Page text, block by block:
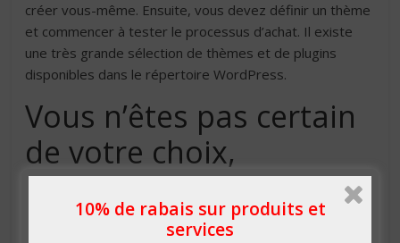
créer vous-même. Ensuite, vous devez définir un thème
et commencer à tester le processus d’achat. Il existe
une très grande sélection de thèmes et de plugins
disponibles dans le répertoire WordPress.
Vous n’êtes pas certain
de votre choix,
WordPress vs Shopify ?
Laissez nous vous aider.
10% de rabais sur produits et
services